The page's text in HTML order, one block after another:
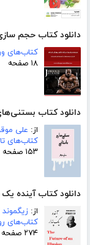
دانلود کتاب حجم
کتاب‌های
۱۸ صفحه
دانلود کتاب
از: علی
کتاب‌های
۱۵۳ صفحه
دانلود کتاب آینده یک
از: زیگموند
کتاب‌های
۲۷۴ صفحه